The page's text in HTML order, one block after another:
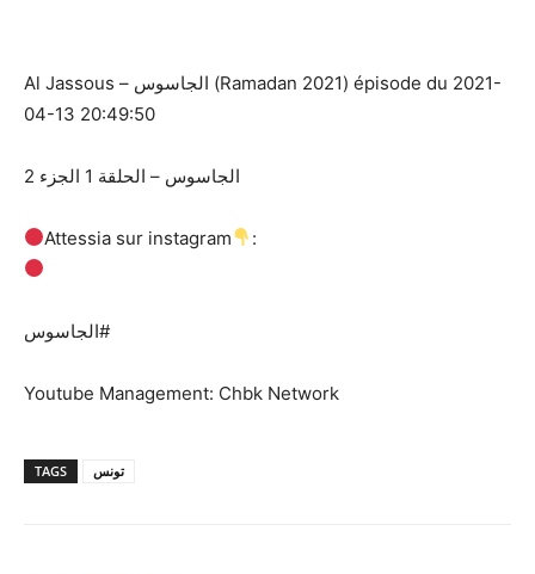
Al Jassous – الجاسوس (Ramadan 2021) épisode du 2021-
04-13 20:49:50
الجاسوس – الحلقة 1 الجزء 2
Attessia sur instagram :
الجاسوس#
Youtube Management: Chbk Network
TAGS تونس